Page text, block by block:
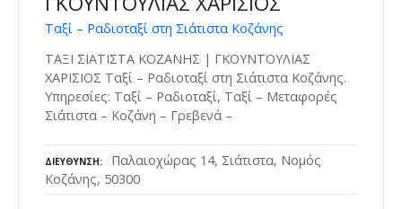
Ταξί – Ραδιοταξί στη Σιάτιστα Κοζάνης
ΤΑΞΙ ΣΙΑΤΙΣΤΑ ΚΟΖΑΝΗΣ | ΓΚΟΥΝΤΟΥΛΙΑΣ
ΧΑΡΙΣΙΟΣ Ταξί – Ραδιοταξί στη Σιάτιστα Κοζάνης.
Υπηρεσίες: Ταξί – Ραδιοταξί, Ταξί – Μεταφορές
Σιάτιστα – Κοζάνη – Γρεβενά –
ΔΙΕΎΘΥΝΣΗ
Παλαιοχώρας 14, Σιάτιστα, Νομός
Κοζάνης, 50300